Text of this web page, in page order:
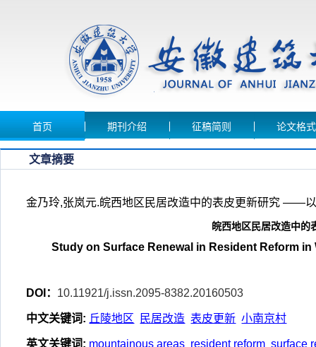
首页 期刊介绍 征稿简则 论文格式
文章摘要
金乃玲,张岚元.皖西地区民居改造中的表皮更新研究 ——
皖西地区民居改造中
Study on Surface Renewal in Resident Reform
DOI： 10.11921/j.issn.2095-8382.20160503
中文关键词: 丘陵地区 民居改造 表皮更新 小南京村
英文关键词: mountainous areas resident reform surface